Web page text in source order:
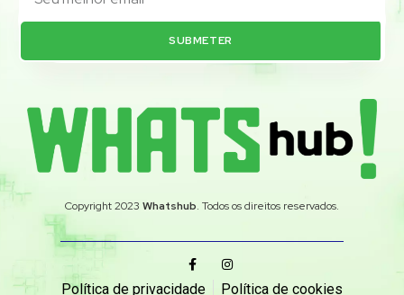
SUBMETER
Copyright 2023 Whatshub. Todos os direitos reservados.
Política de privacidade Política de cookies